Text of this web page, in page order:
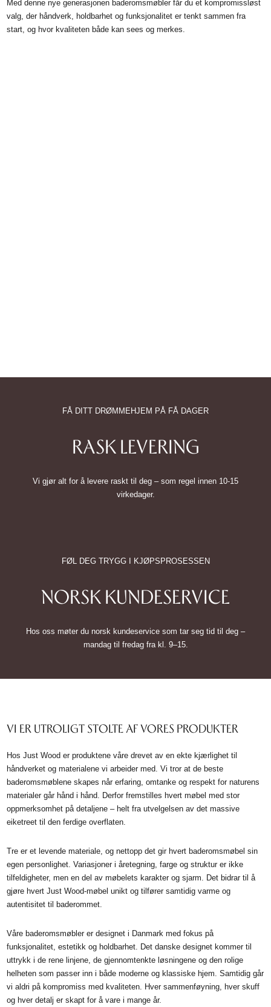
Med denne nye generasjonen baderomsmøbler får du et kompromissløst
valg, der håndverk, holdbarhet og funksjonalitet er tenkt sammen fra
start, og hvor kvaliteten både kan sees og merkes.
FÅ DITT DRØMMEHJEM PÅ FÅ DAGER
RASK LEVERING
Vi gjør alt for å levere raskt til deg – som regel innen 10-15
virkedager.
FØL DEG TRYGG I KJØPSPROSESSEN
NORSK KUNDESERVICE
Hos oss møter du norsk kundeservice som tar seg tid til deg –
mandag til fredag fra kl. 9–15.
VI ER UTROLIGT STOLTE AF VORES PRODUKTER
Hos Just Wood er produktene våre drevet av en ekte kjærlighet til
håndverket og materialene vi arbeider med. Vi tror at de beste
baderomsmøblene skapes når erfaring, omtanke og respekt for naturens
materialer går hånd i hånd. Derfor fremstilles hvert møbel med stor
oppmerksomhet på detaljene – helt fra utvelgelsen av det massive
eiketreet til den ferdige overflaten.
Tre er et levende materiale, og nettopp det gir hvert baderomsmøbel sin
egen personlighet. Variasjoner i åretegning, farge og struktur er ikke
tilfeldigheter, men en del av møbelets karakter og sjarm. Det bidrar til å
gjøre hvert Just Wood-møbel unikt og tilfører samtidig varme og
autentisitet til baderommet.
Våre baderomsmøbler er designet i Danmark med fokus på
funksjonalitet, estetikk og holdbarhet. Det danske designet kommer til
uttrykk i de rene linjene, de gjennomtenkte løsningene og den rolige
helheten som passer inn i både moderne og klassiske hjem. Samtidig går
vi aldri på kompromiss med kvaliteten. Hver sammenføyning, hver skuff
og hver detalj er skapt for å vare i mange år.